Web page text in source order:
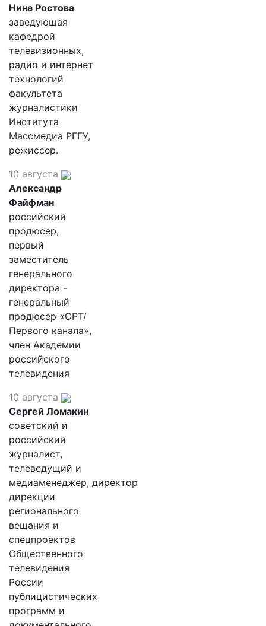
Нина Ростова
заведующая
кафедрой
телевизионных,
радио и интернет
технологий
факультета
журналистики
Института
Массмедиа РГГУ,
режиссер.
10 августа
Александр
Файфман
российский
продюсер,
первый
заместитель
генерального
директора -
генеральный
продюсер «ОРТ/
Первого канала»,
член Академии
российского
телевидения
10 августа
Сергей Ломакин
советский и
российский
журналист,
телеведущий и
медиаменеджер, директор
дирекции
регионального
вещания и
спецпроектов
Общественного
телевидения
России
публицистических
программ и